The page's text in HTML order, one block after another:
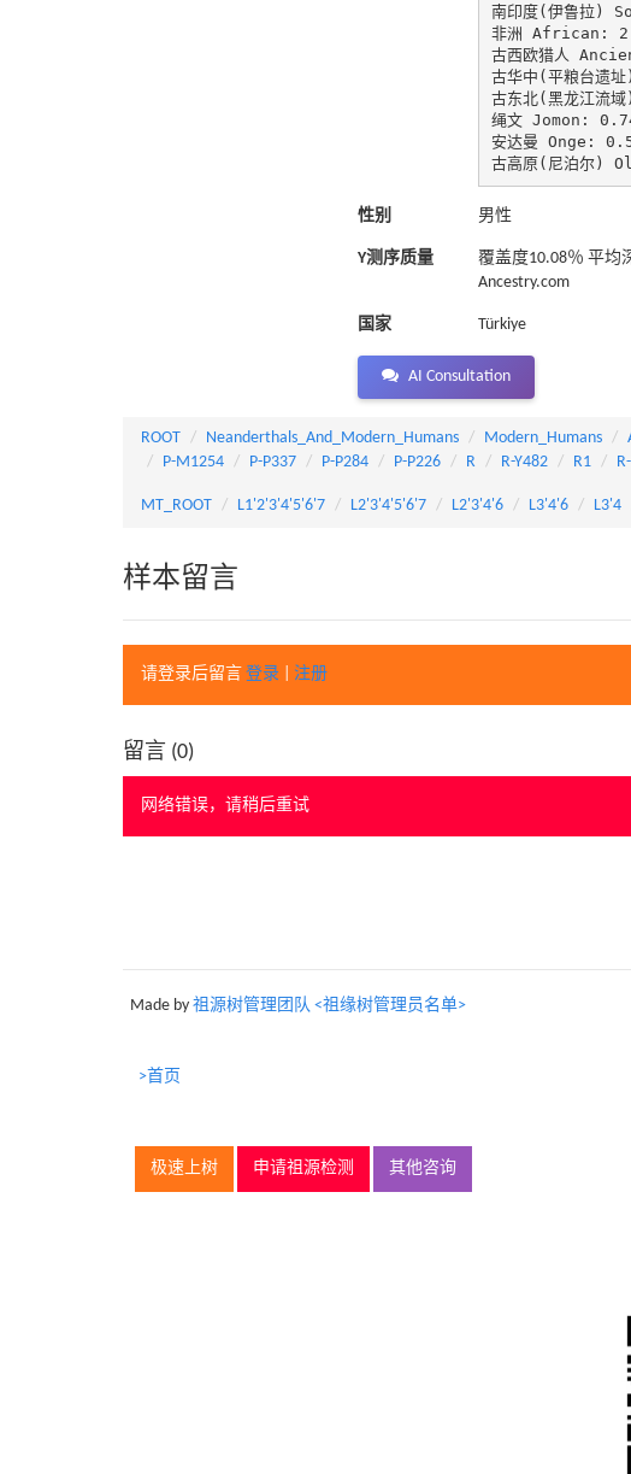
南印度(伊鲁拉
非洲 African:
古西欧猎人
古华中(平粮台
古东北(黑龙江
绳文 Jomon:
安达曼 Onge:
古高原(尼泊尔)
性别 男性
Y测序质量
覆盖度10.08％ 平均
Ancestry.com
国家 Türkiye
AI Consultation
ROOT Neanderthals_And_Modern_Humans Modern_Humans
P-M1254
P-P337 P-P284 P-P226 R R-Y482 R1
MT_ROOT L1'2'3'4'5'6'7 L2'3'4'5'6'7 L2'3'4'6 L3'4'6 L3'4
样本留言
请登录后留言 登录 注册
留言 (0)
网络错误，请稍后重试
Made by 祖源树管理团队 <祖缘树管理员名单>
>首页
极速上树 申请祖源检测 其他咨询